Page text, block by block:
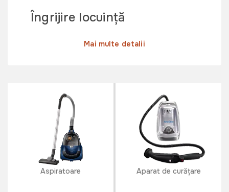
Îngrijire locuință
Mai multe detalii
Aspiratoare Aparat de curăţare